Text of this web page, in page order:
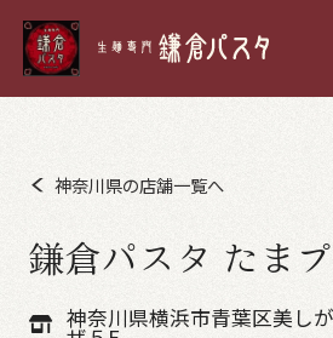
神奈川県の店舗一覧へ
鎌倉パスタ たま
神奈川県横浜市青葉区美し